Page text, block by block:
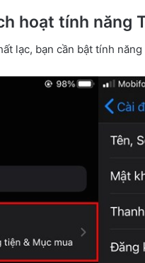
hoạt tính năng
lạc, bạn cần bật tính năng